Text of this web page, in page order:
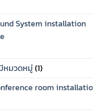
System installation
หมวดหมู่ (1)
room